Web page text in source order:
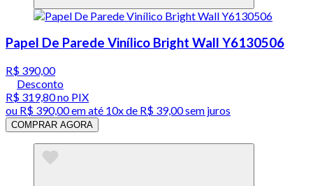
Papel De Parede Vinílico Bright Wall Y6130506
R$ 390,00
Desconto
R$ 319,80no PIX
ou R$ 390,00em até 10x de R$ 39,00 sem juros
COMPRAR AGORA